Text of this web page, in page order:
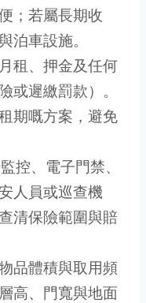
；若屬長期收
泊車設施。
租、押金及任何
或遲繳罰款）。
期嘅方案，避免
控、電子門禁、
人員或巡查機
清保險範圍與賠
品體積與取用頻
高、門寬與地面